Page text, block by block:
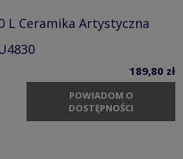
L Ceramika Artystyczna
189,80 zł
POWIADOM O
DOSTĘPNOŚCI